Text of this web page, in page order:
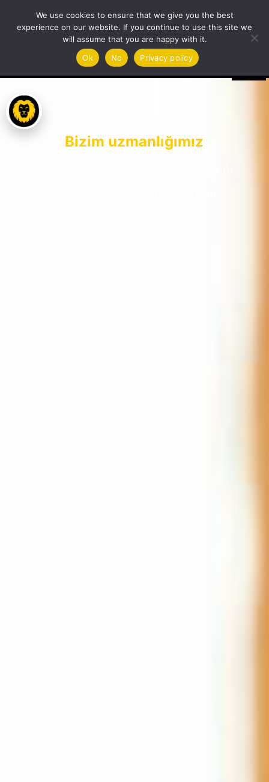
Bizim uzmanlığımız
We use cookies to ensure that we give you the best
experience on our website. If you continue to use this site we
will assume that you are happy with it.
Ok
No Privacy policy